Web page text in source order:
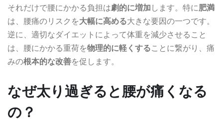
それだけで腰にかかる負担は劇的に増加します。特に肥満
は、腰痛のリスクを大幅に高める大きな要因の一つです。
逆に、適切なダイエットによって体重を減少させること
は、腰にかかる重荷を物理的に軽くすることに繋がり、痛
みの根本的な改善を促します。
なぜ太り過ぎると腰が痛くなる
の？